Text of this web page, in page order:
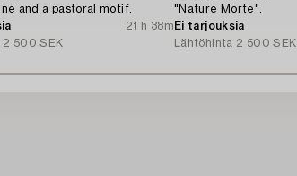
and a pastoral motif.
21 h 38m
2 500 SEK
"Nature Morte".
Ei tarjouksia
Lähtöhinta 2 500 SEK